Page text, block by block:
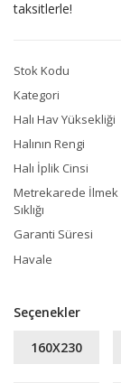
taksitlerle!
Stok Kodu
Kategori
Halı Hav Yüksekliği
Halının Rengi
Halı İplik Cinsi
Metrekarede İlmek
Sıklığı
Garanti Süresi
Havale
Seçenekler
160X230